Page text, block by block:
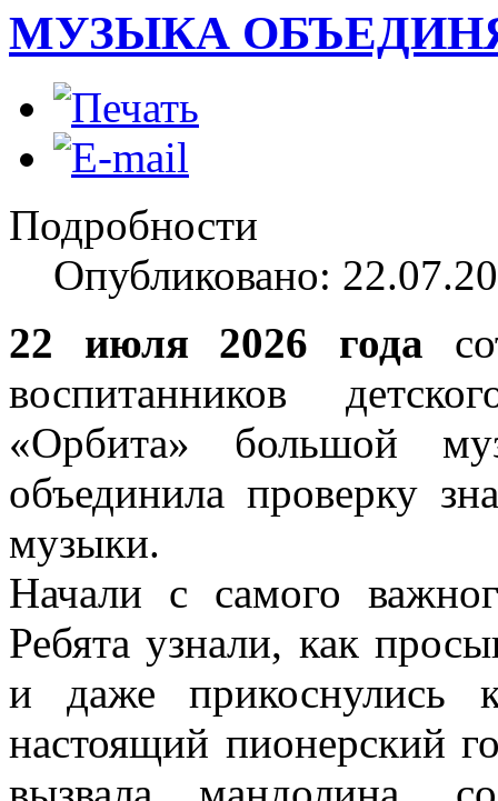
МУЗЫКА
Подробности
Опубликовано:
22 июля 2026 года
воспитанников
«Орбита» большой
объединила проверку
музыки.
Начали с самого
Ребята узнали, как
и даже прикоснулись
настоящий пионерский